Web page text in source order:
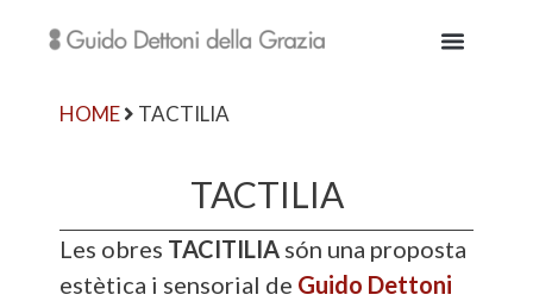
HOME TACTILIA
TACTILIA
Les obres TACITILIA són una proposta
estètica i sensorial de Guido Dettoni